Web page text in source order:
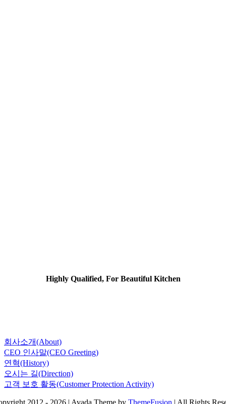
Highly Qualified, For Beautiful Kitchen
회사소개(About)
CEO 인사말(CEO Greeting)
연혁(History)
오시는 길(Direction)
고객 보호 활동(Customer Protection Activity)
2012 - 2026 | Avada Theme by ThemeFusion | All Rights